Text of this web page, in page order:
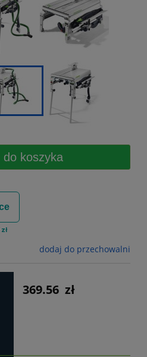
do koszyka
dodaj do przechowalni
369.56 zł